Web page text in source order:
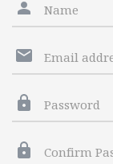
Name
Email
Password
Confirm